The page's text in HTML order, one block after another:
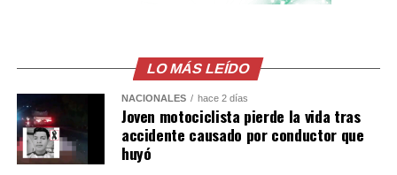
invasión de carril, el no respeto a las señales
prioritarias, no guardar la distancia de seguridad y la
velocidad inadecuada.
LO MÁS LEÍDO
NACIONALES hace 2 días
Joven motociclista pierde la vida tras
accidente causado por conductor que
huyó